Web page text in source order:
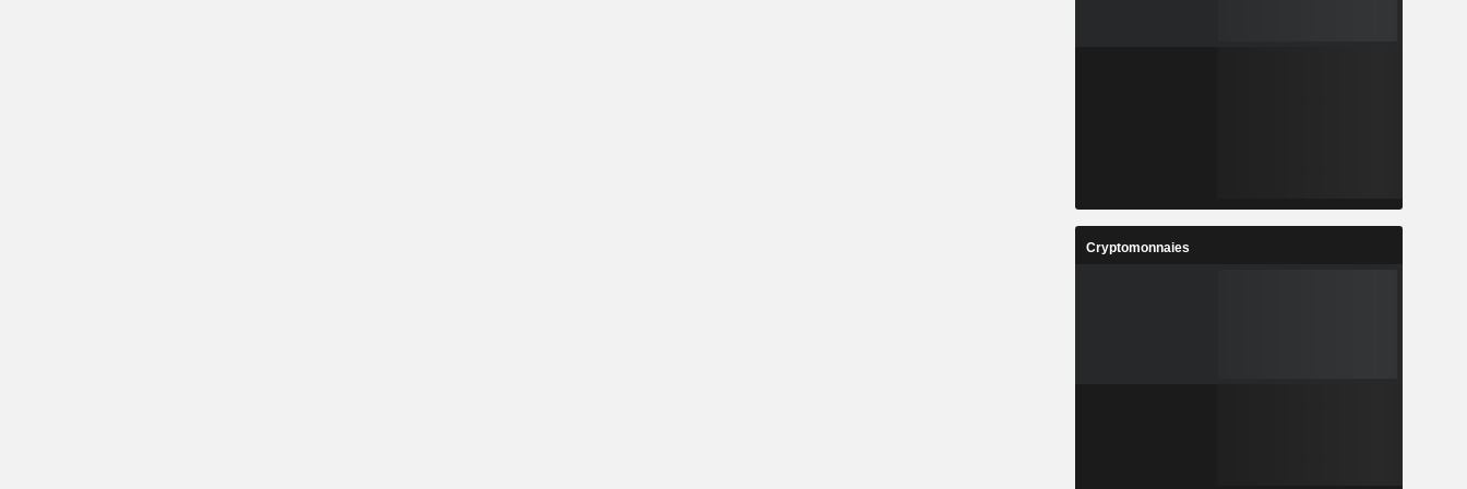
Cryptomonnaies